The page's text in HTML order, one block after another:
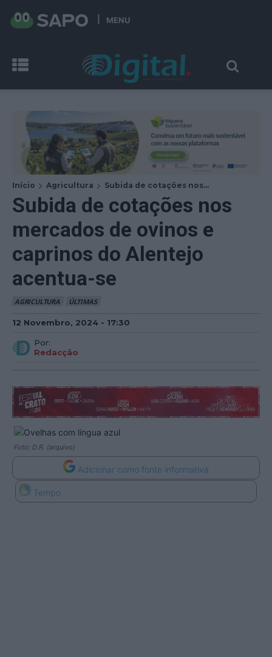
MENU
Início Agricultura Subida de cotações nos...
Subida de cotações nos
mercados de ovinos e
caprinos do Alentejo
acentua-se
AGRICULTURA ÚLTIMAS
12 Novembro, 2024 - 17:30
Por:
Redacção
Foto: D.R. (arquivo)
Adicionar como fonte informativa
Tempo